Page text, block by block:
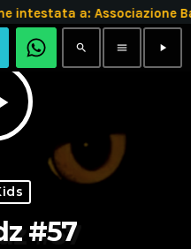
a: Associazione
search menu play_arrow
#57